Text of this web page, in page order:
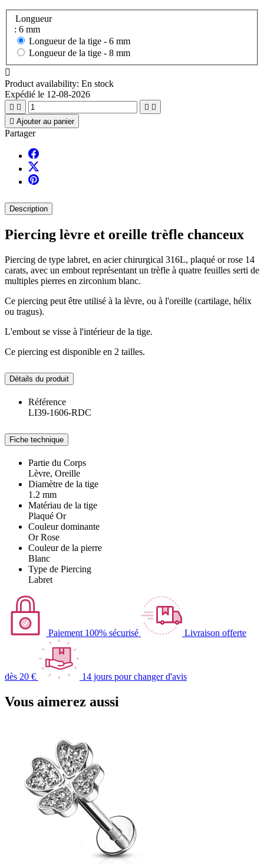
Longueur
: 6 mm
Longueur de la tige - 6 mm
Longueur de la tige - 8 mm

Product availability: En stock
Expédié le 12-08-2026
   
 Ajouter au panier
Partager
Description
Piercing lèvre et oreille trèfle chanceux
Piercing de type labret, en acier chirurgical 316L, plaqué or rose 14
carats, avec un embout représentant un trèfle à quatre feuilles serti de
multiples pierres en zirconium blanc.
Ce piercing peut être utilisé à la lèvre, ou à l'oreille (cartilage, hélix
ou tragus).
L'embout se visse à l'intérieur de la tige.
Ce piercing est disponible en 2 tailles.
Détails du produit
Référence
LI39-1606-RDC
Fiche technique
Partie du Corps
Lèvre, Oreille
Diamètre de la tige
1.2 mm
Matériau de la tige
Plaqué Or
Couleur dominante
Or Rose
Couleur de la pierre
Blanc
Type de Piercing
Labret
Paiement 100% sécurisé Livraison offerte
dès 20 € 14 jours pour changer d'avis
Vous aimerez aussi